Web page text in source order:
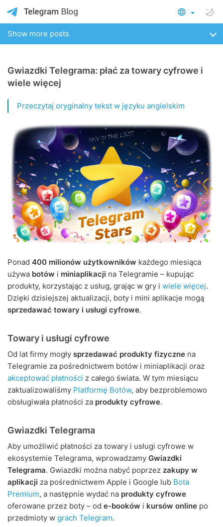
Show more posts
Gwiazdki Telegrama: płać za towary cyfrowe i
wiele więcej
Przeczytaj oryginalny tekst w języku angielskim
Ponad 400 milionów użytkowników każdego miesiąca
używa botów i miniaplikacji na Telegramie – kupując
produkty, korzystając z usług, grając w gry i wiele więcej.
Dzięki dzisiejszej aktualizacji, boty i mini aplikacje mogą
sprzedawać towary i usługi cyfrowe.
Towary i usługi cyfrowe
Od lat firmy mogły sprzedawać produkty fizyczne na
Telegramie za pośrednictwem botów i miniaplikacji oraz
akceptować płatności z całego świata. W tym miesiącu
zaktualizowaliśmy Platformę Botów, aby bezproblemowo
obsługiwała płatności za produkty cyfrowe.
Gwiazdki Telegrama
Aby umożliwić płatności za towary i usługi cyfrowe w
ekosystemie Telegrama, wprowadzamy Gwiazdki
Telegrama. Gwiazdki można nabyć poprzez zakupy w
aplikacji za pośrednictwem Apple i Google lub Bota
Premium, a następnie wydać na produkty cyfrowe
oferowane przez boty – od e-booków i kursów online po
przedmioty w grach Telegram.